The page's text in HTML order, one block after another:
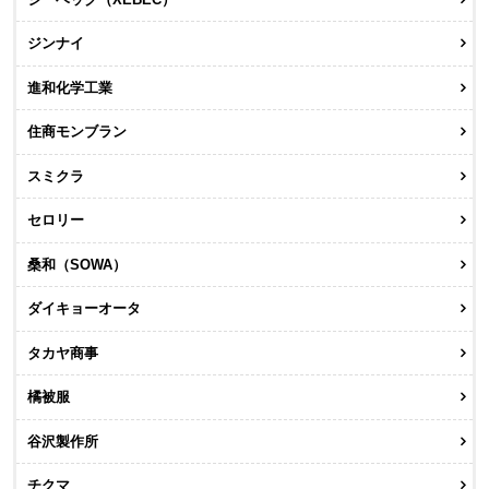
ジンナイ
進和化学工業
住商モンブラン
スミクラ
セロリー
桑和（SOWA）
ダイキョーオータ
タカヤ商事
橘被服
谷沢製作所
チクマ